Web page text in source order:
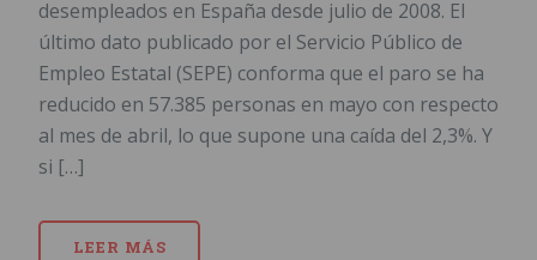
desempleados en España desde julio de 2008. El
último dato publicado por el Servicio Público de
Empleo Estatal (SEPE) conforma que el paro se ha
reducido en 57.385 personas en mayo con respecto
al mes de abril, lo que supone una caída del 2,3%. Y
si […]
LEER MÁS